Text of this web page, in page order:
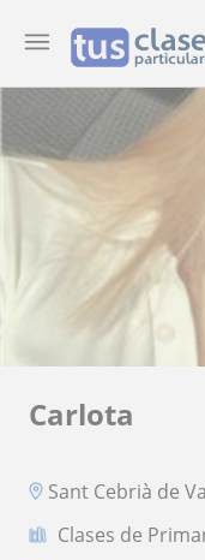
Carlota
Sant Cebrià de
Clases de